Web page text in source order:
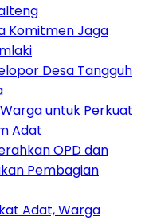
Komitmen Jaga
Desa Tangguh
untuk Perkuat
Adat
OPD dan
Pembagian
Adat, Warga